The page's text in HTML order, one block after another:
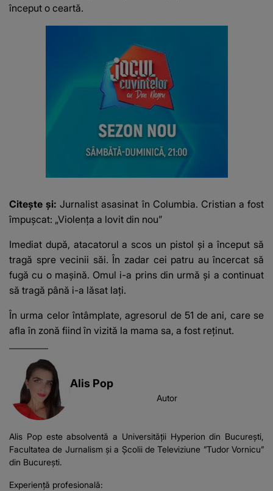
început o ceartă.
Citește și:Jurnalist asasinat în Columbia. Cristian a fost
împușcat: „Violenţa a lovit din nou”
Imediat după, atacatorul a scos un pistol și a început să
tragă spre vecinii săi. În zadar cei patru au încercat să
fugă cu o mașină. Omul i-a prins din urmă și a continuat
să tragă până i-a lăsat lați.
În urma celor întâmplate, agresorul de 51 de ani, care se
afla în zonă fiind în vizită la mama sa, a fost reţinut.
Alis Pop
Autor
Alis Pop este absolventă a Universității Hyperion din București,
Facultatea de Jurnalism și a Școlii de Televiziune ”Tudor Vornicu”
din București.
Experiență profesională: